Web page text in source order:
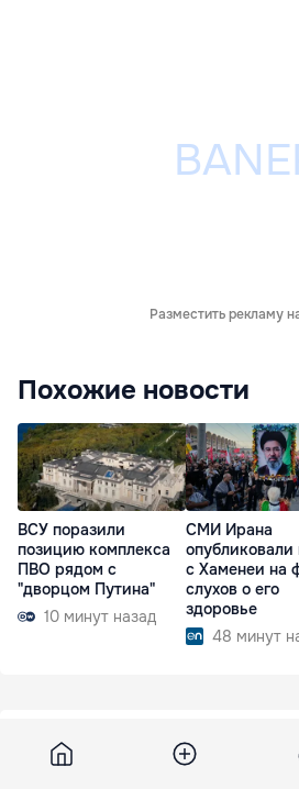
Разместить рекламу
Похожие новости
ВСУ поразили
позицию комплекса
ПВО рядом с
"дворцом Путина"
10 минут назад
СМИ Ирана
опубликовали
с Хаменеи на
слухов о его
здоровье
48 минут
Pamantul s-ar